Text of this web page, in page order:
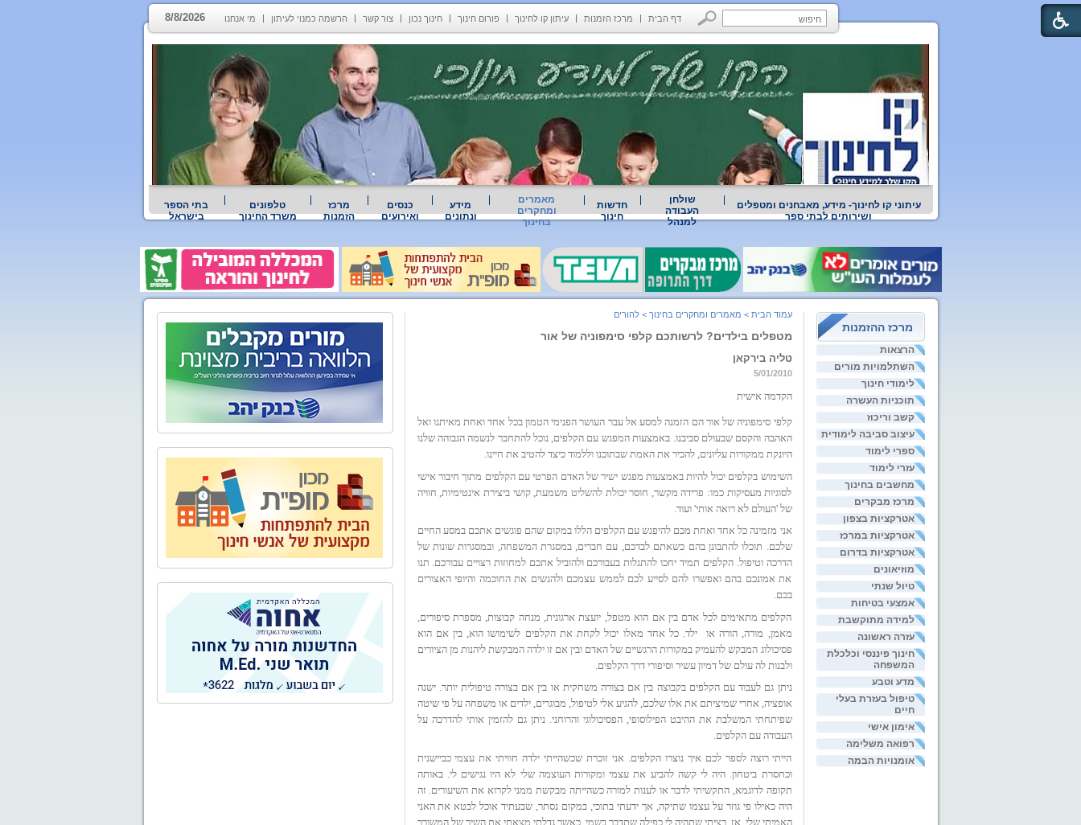
דף הבית מרכז הזמנות עיתון קו לחינוך פורום חינוך חינוך נכון צור קשר הרשמה כמנוי לעיתון מי אנחנו 8/8/2026
עיתוני קו לחינוך- מידע, מאבחנים ומטפלים
ושירותים לבתי ספר
שולחן
העבודה
למנהל
חדשות
חינוך
מאמרים
ומחקרים
בחינוך
מידע
ונתונים
כנסים
ואירועים
מרכז
הזמנות
טלפונים
משרד החינוך
בתי הספר
בישראל
מרכז ההזמנות
הרצאות
השתלמויות מורים
לימודי חינוך
תוכניות העשרה
קשב וריכוז
עיצוב סביבה לימודית
ספרי לימוד
עזרי לימוד
מחשבים בחינוך
מרכז מבקרים
אטרקציות בצפון
אטרקציות במרכז
אטרקציות בדרום
מוזיאונים
טיול שנתי
אמצעי בטיחות
למידה מתוקשבת
עזרה ראשונה
חינוך פיננסי וכלכלת
המשפחה
מדע וטבע
טיפול בעזרת בעלי
חיים
אימון אישי
רפואה משלימה
אומנויות הבמה
עמוד הבית > מאמרים ומחקרים בחינוך > להורים
מטפלים בילדים? לרשותכם קלפי סימפוניה של אור
טליה בירקאן
5/01/2010
הקדמה אישית
קלפי סימפוניה של אור הם הזמנה למסע אל עבר העושר הפנימי הטמון בכל אחד ואחת מאיתנו ואל
האהבה והקסם שבעולם סביבנו. באמצעות המפגש עם הקלפים, נוכל להתחבר לנשמה הגבוהה שלנו
היונקת ממקורות עליונים, להכיר את האמת שבתוכנו וללמוד כיצד להטיב את חיינו.
השימוש בקלפים יכול להיות באמצעות מפגש ישיר של האדם הפרטי עם הקלפים מתוך חיבור אישי
לסוגיות מעסיקות כמו: פרידה מקשר, חוסר יכולת להשליט משמעת, קושי ביצירת אינטימיות, חוויה
של 'העולם לא רואה אותי' ועוד.
אני מזמינה כל אחד ואחת מכם להיפגש עם הקלפים הללו במקום שהם פוגשים אתכם במסע החיים
שלכם. תוכלו להתבונן בהם כשאתם לבדכם, עם חברים, במסגרת המשפחה, ובמסגרות שונות של
הדרכה וטיפול. הקלפים תמיד יחכו להתגלות בעבורכם ולהוביל אתכם למחוזות רצויים עבורכם. תנו
את אמונכם בהם ואפשרו להם לסייע לכם לממש עצמכם ולהגשים את החוכמה והיופי האצורים
בכם.
הקלפים מתאימים לכל אדם בין אם הוא מטפל, יועצת ארגונית, מנחה קבוצות, מספרת סיפורים,
מאמן, מורה, הורה או
ילד. כל אחד מאלו יכול לקחת את הקלפים לשימושו הוא, בין אם הוא
פסיכולוג המבקש להעמיק במקורות הרגשיים של האדם ובין אם זו ילדה המבקשת ליהנות מן הציורים
ולבנות לה עולם של דמיון עשיר וסיפורי דרך הקלפים.
ניתן גם לעבוד עם הקלפים בקבוצה בין אם בצורה משחקית או בין אם בצורה טיפולית יותר. ישנה
אופציה, אחרי שמיציתם את אלו שלכם, להגיע אלי לטיפול, מבוגרים, ילדים או משפחה על פי שיטה
שפיתחתי המשלבת את ההיבט הפילוסופי, הפסיכולוגי והרוחני. ניתן גם להזמין אותי להדרכה על
העבודה עם הקלפים.
הייתי רוצה לספר לכם איך נוצרו הקלפים. אני זוכרת שכשהייתי ילדה חוויתי את עצמי כביישנית
וכחסרת ביטחון. היה לי קשה להביע את עצמי ומקורות העוצמה שלי לא היו נגישים לי. באותה
תקופה לדוגמא, התקשיתי לדבר או לענות למורה כשהייתה מבקשת ממני לקרוא את השיעורים. זה
היה כאילו פי גוזר על עצמו שתיקה, אך ידעתי בתוכי, במקום נסתר, שבעתיד אוכל לבטא את האני
האמיתי שלי. אז, רציתי שתהיה לי כפילה שתדבר בשמי, כאשר גדלתי מצאתי את השיר של המשורר